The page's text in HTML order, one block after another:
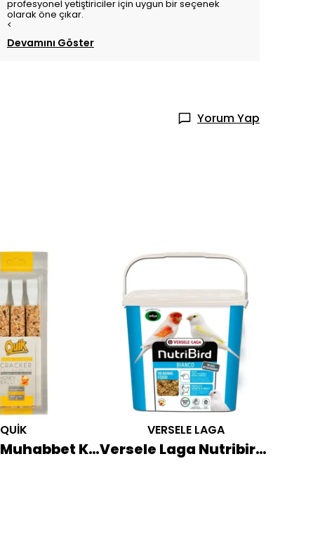
profesyonel yetiştiriciler için uygun bir seçenek
olarak öne çıkar.
<
Devamını Göster
Yorum Yap
QUİK
Quik Ballı Muhabbet Kuşu Krakeri 3'lü
VERSELE LAGA
Versele Laga Nutribird Rearing Food Bianco 4 KG (Beyaz Kapak)